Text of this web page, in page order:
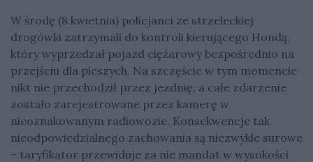
W środę (8 kwietnia) policjanci ze strzeleckiej
drogówki zatrzymali do kontroli kierującego Hondą,
który wyprzedzał pojazd ciężarowy bezpośrednio na
przejściu dla pieszych. Na szczęście w tym momencie
nikt nie przechodził przez jezdnię, a całe zdarzenie
zostało zarejestrowane przez kamerę w
nieoznakowanym radiowozie. Konsekwencje tak
nieodpowiedzialnego zachowania są niezwykle surowe
– taryfikator przewiduje za nie mandat w wysokości